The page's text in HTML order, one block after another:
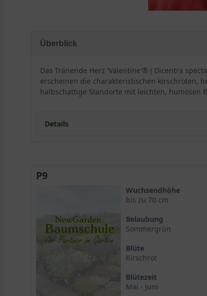
Überblick
Das Tränende Herz 'Valentine'® ( Dicentra
erscheinen die charakteristischen kirschroten,
halbschattige Standorte mit leichten, humosen
Details
Wuchs und Habitus
Die ideale Lage für das Tränende Herz
Blüte und Blattwerk von Dicentra spectabilis
Kirschrote Herzblüten im Frühling
Das besondere Laub der Sorte 'Valentine'
Beetpflanzung und Gehölzrand
Als Schnittblume für die Vase
P9
Wuchsendhöhe
bis zu 70 cm
Belaubung
Sommergrün
Blüte
Kirschrot
Blütezeit
Mai - Juni